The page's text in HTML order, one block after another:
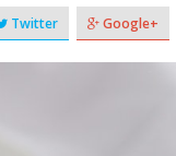
Twitter Google+